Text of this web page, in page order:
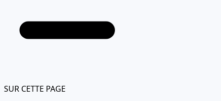
SUR CETTE PAGE